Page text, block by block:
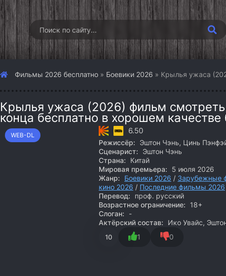
Фильмы 2026 бесплатно » Боевики 2026 » Крылья ужаса
Крылья ужаса (2026) фильм
конца бесплатно в хорошем качестве
WEB-DL 6.50
Режиссёр:
Эштон Чэнь, Цинь
Сценарист:
Эштон Чэнь
Страна:
Китай
Мировая премьера:
5 июля 2026
Жанр:
Боевики 2026 / Зарубежные
кино 2026 / Последние фильмы 2026
Перевод:
проф. русский
Возрастное ограничение:
18+
Слоган:
-
Актёрский состав:
Ико Увайс,
10 1 0